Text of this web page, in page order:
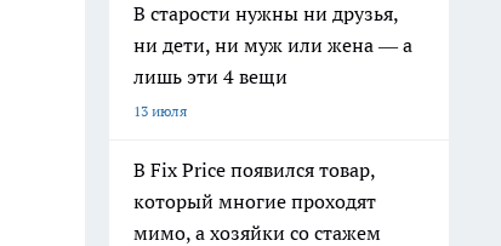
В старости нужны ни друзья,
ни дети, ни муж или жена — а
лишь эти 4 вещи
13 июля
В Fix Price появился товар,
который многие проходят
мимо, а хозяйки со стажем